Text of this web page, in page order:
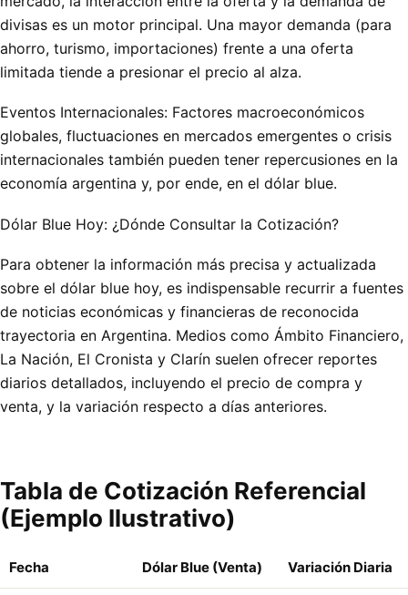
divisas es un motor principal. Una mayor demanda (para
ahorro, turismo, importaciones) frente a una oferta
limitada tiende a presionar el precio al alza.
Eventos Internacionales: Factores macroeconómicos
globales, fluctuaciones en mercados emergentes o crisis
internacionales también pueden tener repercusiones en la
economía argentina y, por ende, en el dólar blue.
Dólar Blue Hoy: ¿Dónde Consultar la Cotización?
Para obtener la información más precisa y actualizada
sobre el dólar blue hoy, es indispensable recurrir a fuentes
de noticias económicas y financieras de reconocida
trayectoria en Argentina. Medios como Ámbito Financiero,
La Nación, El Cronista y Clarín suelen ofrecer reportes
diarios detallados, incluyendo el precio de compra y
venta, y la variación respecto a días anteriores.
Tabla de Cotización Referencial
(Ejemplo Ilustrativo)
Fecha Dólar Blue (Venta) Variación Diaria